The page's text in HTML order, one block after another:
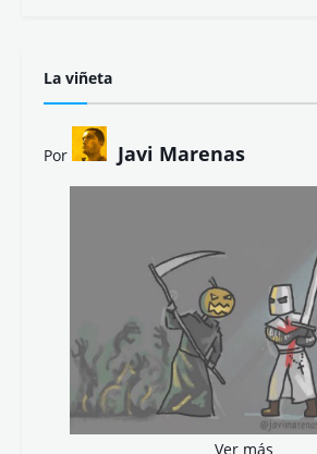
La viñeta
Por Javi Marenas
Ver más